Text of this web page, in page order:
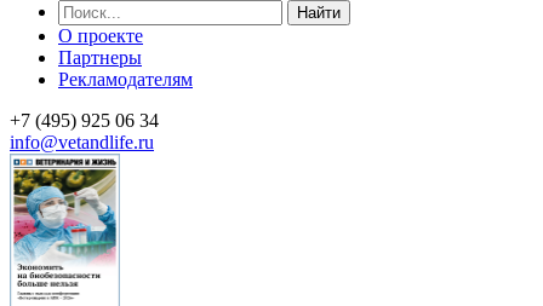
Найти
О проекте
Партнеры
Рекламодателям
+7 (495) 925 06 34
info@vetandlife.ru